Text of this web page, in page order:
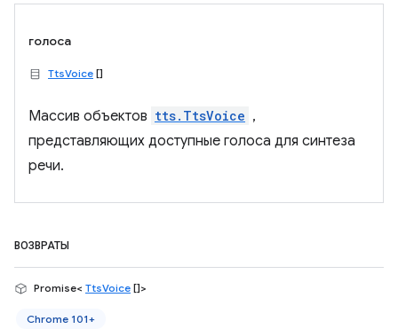
голоса
TtsVoice []
Массив объектов tts.TtsVoice ,
представляющих доступные голоса для синтеза
речи.
ВОЗВРАТЫ
Promise< TtsVoice []>
Chrome 101+